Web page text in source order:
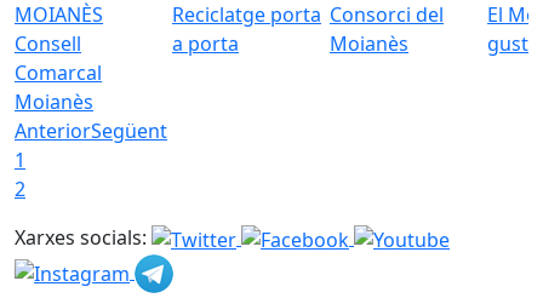
Consell
Comarcal
Moianès
Reciclatge porta
a porta
Consorci del
Moianès
El
gust
AnteriorSegüent
1
2
Xarxes socials: